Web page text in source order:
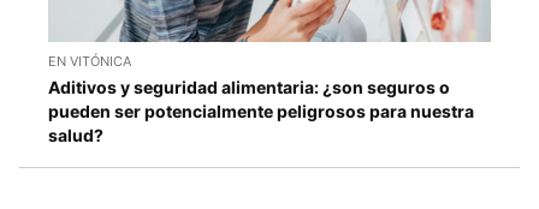
EN VITÓNICA
Aditivos y seguridad alimentaria: ¿son seguros o
pueden ser potencialmente peligrosos para nuestra
salud?